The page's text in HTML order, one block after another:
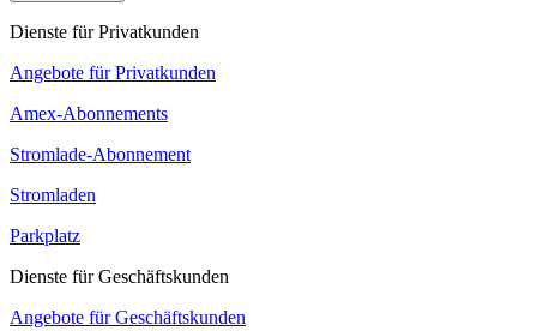
Dienste für Privatkunden
Angebote für Privatkunden
Amex-Abonnements
Stromlade-Abonnement
Stromladen
Parkplatz
Dienste für Geschäftskunden
Angebote für Geschäftskunden